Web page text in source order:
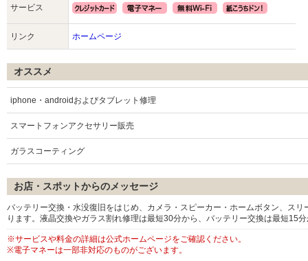
サービス
リンク ホームページ
オススメ
iphone・androidおよびタブレット修理
スマートフォンアクセサリー販売
ガラスコーティング
お店・スポットからのメッセージ
バッテリー交換・水没復旧をはじめ、カメラ・スピーカー・ホームボタン、ス
ります。液晶交換やガラス割れ修理は最短30分から、バッテリー交換は最短15
※サービスや料金の詳細は公式ホームページをご確認ください。
※電子マネーは一部非対応のものがございます。